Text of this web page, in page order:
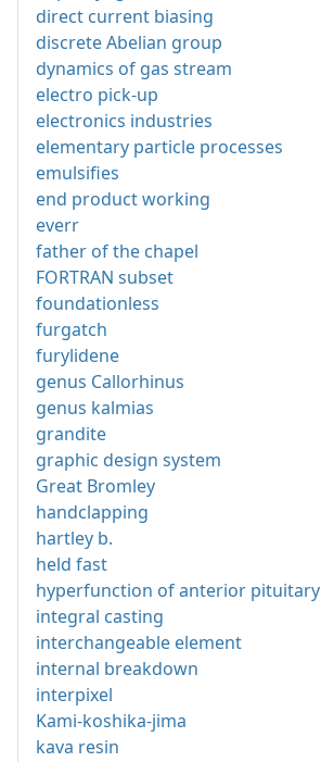
direct current biasing
discrete Abelian group
dynamics of gas stream
electro pick-up
electronics industries
elementary particle processes
emulsifies
end product working
everr
father of the chapel
FORTRAN subset
foundationless
furgatch
furylidene
genus Callorhinus
genus kalmias
grandite
graphic design system
Great Bromley
handclapping
hartley b.
held fast
hyperfunction of anterior pituitary
integral casting
interchangeable element
internal breakdown
interpixel
Kami-koshika-jima
kava resin